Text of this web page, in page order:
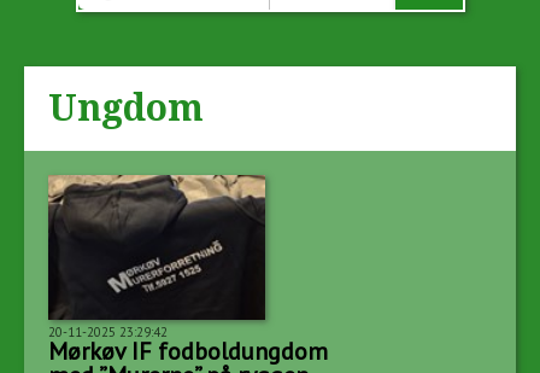
Ungdom
20-11-2025 23:29:42
Mørkøv IF fodboldungdom